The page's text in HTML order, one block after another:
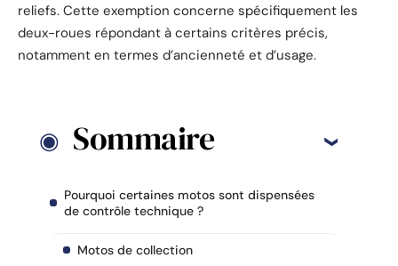
reliefs. Cette exemption concerne spécifiquement les
deux-roues répondant à certains critères précis,
notamment en termes d’ancienneté et d’usage.
Sommaire
Pourquoi certaines motos sont dispensées
de contrôle technique ?
Motos de collection